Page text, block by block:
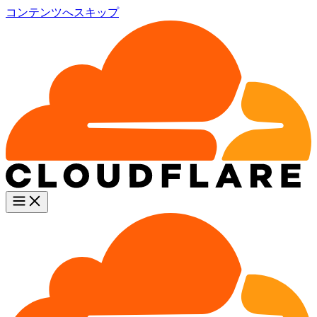
コンテンツへスキップ